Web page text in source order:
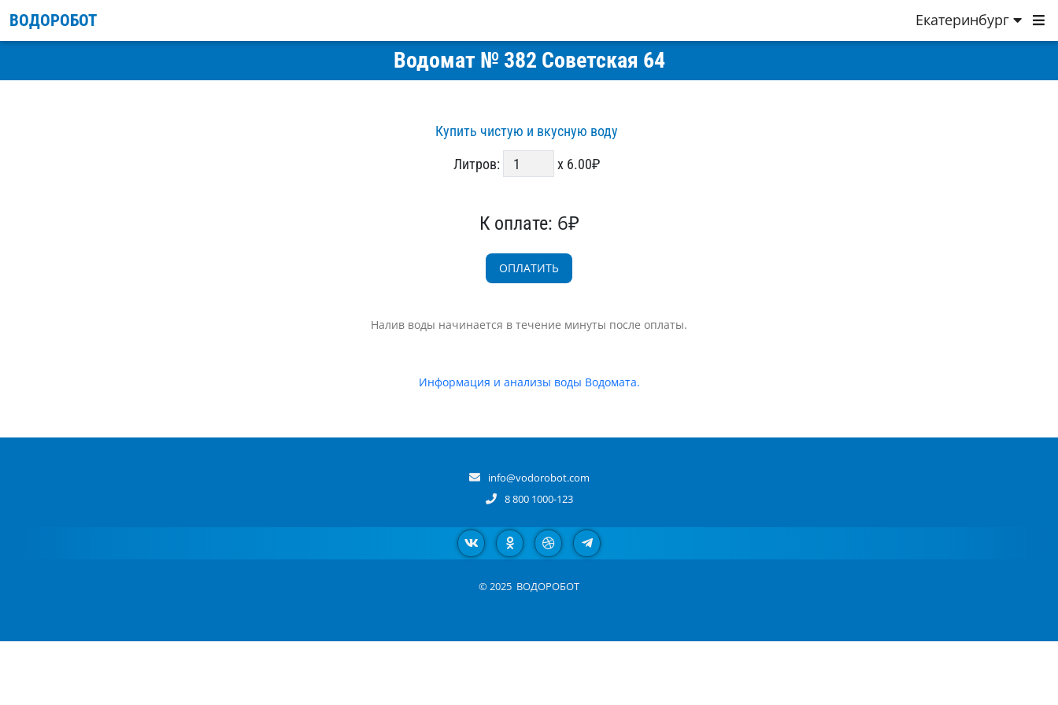
ВОДОРОБОТ Екатеринбург
Водомат № 382 Советская 64
Купить чистую и вкусную воду
Литров:
x 6.00₽
К оплате: 6₽
Налив воды начинается в течение минуты после оплаты.
Информация и анализы воды Водомата.
info@vodorobot.com
8 800 1000-123
© 2025 ВОДОРОБОТ